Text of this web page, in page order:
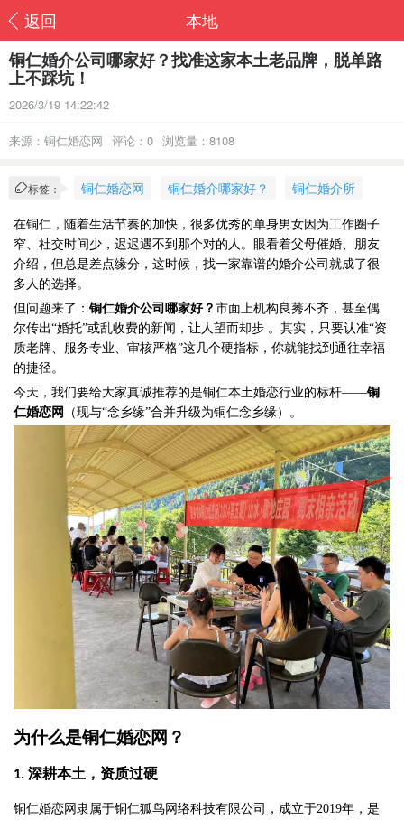
返回
本地
​铜仁婚介公司哪家好？找准这家本土老品牌，脱单路
上不踩坑！
2026/3/19 14:22:42
来源：铜仁婚恋网 评论：0 浏览量：8108
标签： 铜仁婚恋网 铜仁婚介哪家好？ 铜仁婚介所
在铜仁，随着生活节奏的加快，很多优秀的单身男女因为工作圈子
窄、社交时间少，迟迟遇不到那个对的人。眼看着父母催婚、朋友
介绍，但总是差点缘分，这时候，找一家靠谱的婚介公司就成了很
多人的选择。
但问题来了： 铜仁婚介公司哪家好？ 市面上机构良莠不齐，甚至偶
尔传出“婚托”或乱收费的新闻，让人望而却步 。其实，只要认准“资
质老牌、服务专业、审核严格”这几个硬指标，你就能找到通往幸福
的捷径。
今天，我们要给大家真诚推荐的是铜仁本土婚恋行业的标杆——铜
仁婚恋网
（现与“念乡缘”合并升级为铜仁念乡缘）。
为什么是铜仁婚恋网？
1. 深耕本土，资质过硬
铜仁婚恋网隶属于铜仁狐鸟网络科技有限公司，成立于2019年，是